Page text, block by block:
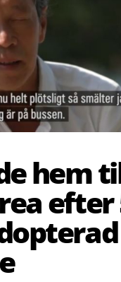
hem
efter